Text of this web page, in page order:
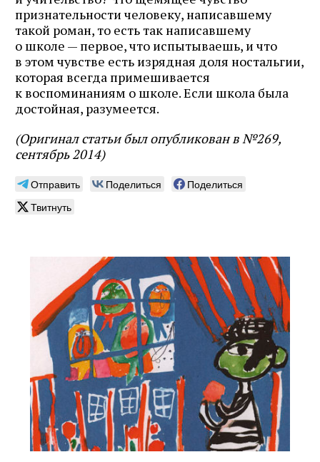
признательности человеку, написавшему
такой роман, то есть так написавшему
о школе — первое, что испытываешь, и что
в этом чувстве есть изрядная доля ностальгии,
которая всегда примешивается
к воспоминаниям о школе. Если школа была
достойная, разумеется.
(Оригинал статьи был опубликован в №269,
сентябрь 2014)
Отправить Поделиться
Поделиться
Твитнуть